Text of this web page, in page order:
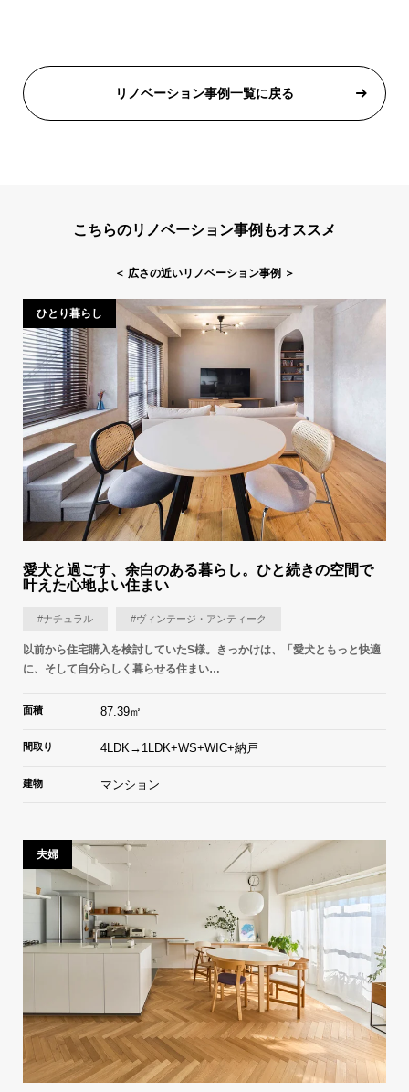
リノベーション事例一覧に戻る
こちらのリノベーション事例もオススメ
＜ 広さの近いリノベーション事例 ＞
ひとり暮らし
愛犬と過ごす、余白のある暮らし。ひと続きの空間で
叶えた心地よい住まい
#ナチュラル #ヴィンテージ・アンティーク
以前から住宅購入を検討していたS様。きっかけは、「愛犬ともっと快適
に、そして自分らしく暮らせる住まい…
面積 87.39㎡
間取り 4LDK→1LDK+WS+WIC+納戸
建物 マンション
夫婦